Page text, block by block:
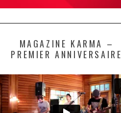
MAGAZINE KARMA –
PREMIER ANNIVERSAIRE